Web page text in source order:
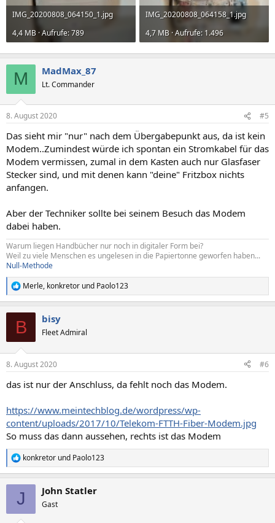
IMG_20200808_064150_1.jpg
4,4 MB · Aufrufe: 789
IMG_20200808_064158_1.jpg
4,7 MB · Aufrufe: 1.496
M MadMax_87
Lt. Commander
8. August 2020 #5
Das sieht mir "nur" nach dem Übergabepunkt aus, da ist kein
Modem..Zumindest würde ich spontan ein Stromkabel für das
Modem vermissen, zumal in dem Kasten auch nur Glasfaser
Stecker sind, und mit denen kann "deine" Fritzbox nichts
anfangen.
Aber der Techniker sollte bei seinem Besuch das Modem
dabei haben.
Warum liegen Handbücher nur noch in digitaler Form bei?
Weil zu viele Menschen es ungelesen in die Papiertonne geworfen haben...
Null-Methode
R
e
e
:
Merle, konkretor und Paolo123
B bisy
Fleet Admiral
8. August 2020 #6
das ist nur der Anschluss, da fehlt noch das Modem.
https://www.meintechblog.de/wordpress/wp-
content/uploads/2017/10/Telekom-FTTH-Fiber-Modem.jpg
So muss das dann aussehen, rechts ist das Modem
R
e
konkretor und Paolo123
J John Statler
Gast